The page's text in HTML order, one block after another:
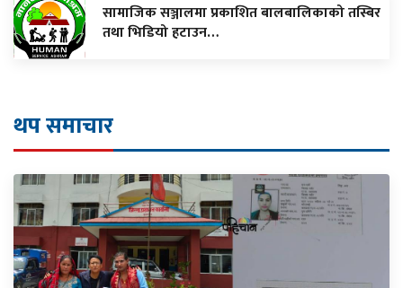
सामाजिक सञ्जालमा प्रकाशित बालबालिकाको तस्बिर
तथा भिडियो हटाउन…
थप समाचार